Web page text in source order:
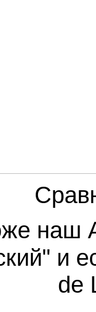
наш
и
de